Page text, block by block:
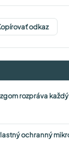
odkaz
rozpráva
ochranný